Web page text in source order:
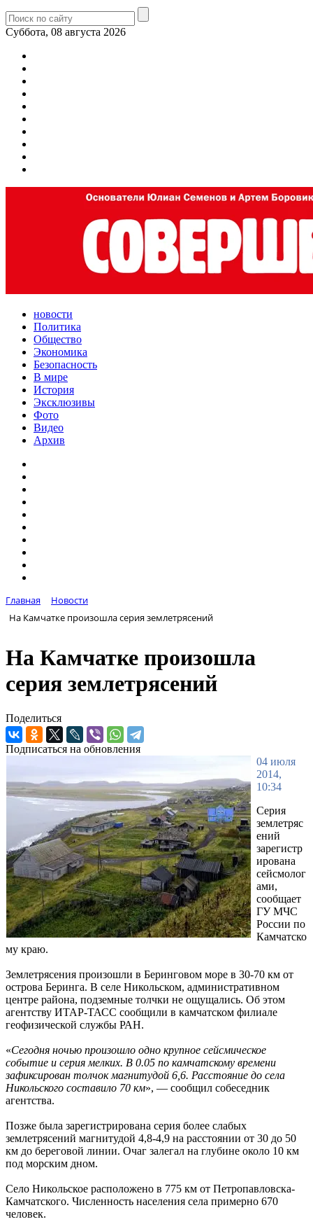
Суббота, 08 августа 2026
новости
Политика
Общество
Экономика
Безопасность
В мире
История
Эксклюзивы
Фото
Видео
Архив
Главная
Новости
На Камчатке произошла серия землетрясений
На Камчатке произошла
серия землетрясений
Поделиться
Подписаться на обновления
04 июля
2014,
10:34
Серия
землетряс
ений
зарегистр
ирована
сейсмолог
ами,
сообщает
ГУ МЧС
России по
Камчатско
му краю.
Землетрясения произошли в Беринговом море в 30-70 км от
острова Беринга. В селе Никольском, административном
центре района, подземные толчки не ощущались. Об этом
агентству ИТАР-ТАСС сообщили в камчатском филиале
геофизической службы РАН.
«Сегодня ночью произошло одно крупное сейсмическое
событие и серия мелких. В 0.05 по камчатскому времени
зафиксирован толчок магнитудой 6,6. Расстояние до села
Никольского составило 70 км», — сообщил собеседник
агентства.
Позже была зарегистрирована серия более слабых
землетрясений магнитудой 4,8-4,9 на расстоянии от 30 до 50
км до береговой линии. Очаг залегал на глубине около 10 км
под морским дном.
Село Никольское расположено в 775 км от Петропавловска-
Камчатского. Численность населения села примерно 670
человек.